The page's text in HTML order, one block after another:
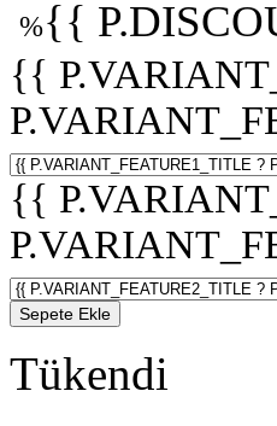
%{{
{{
{{
Sepete Ekle
Tükendi